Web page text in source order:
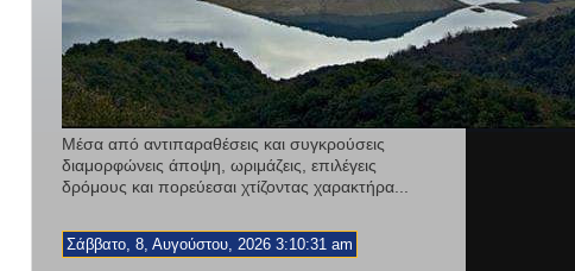
Μέσα από αντιπαραθέσεις και συγκρούσεις
διαμορφώνεις άποψη, ωριμάζεις, επιλέγεις
δρόμους και πορεύεσαι χτίζοντας χαρακτήρα...
Σάββατο, 8, Αυγούστου, 2026 3:10:32 am